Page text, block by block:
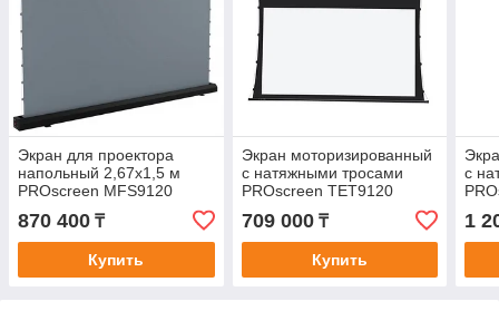
Экран для проектора
напольный 2,67x1,5 м
PROscreen MFS9120
870 400 ₸
Купить
Экран моторизированный
с натяжными тросами
PROscreen TET9120
(2,65х1,5 метра)
709 000₸
Купить
с
1